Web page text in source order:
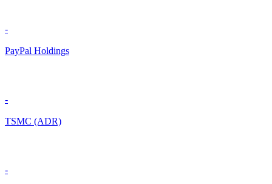
-
PayPal Holdings
-
TSMC (ADR)
-